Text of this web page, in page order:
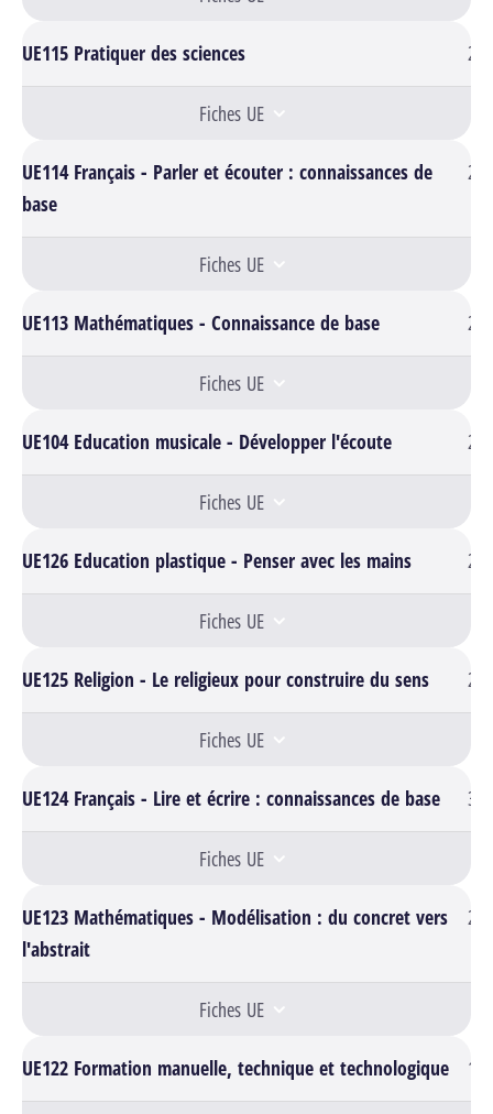
UE115 Pratiquer des sciences 2
Fiches UE
UE114 Français - Parler et écouter : connaissances de
base
2
Fiches UE
UE113 Mathématiques - Connaissance de base 2
Fiches UE
UE104 Education musicale - Développer l'écoute 2
Fiches UE
UE126 Education plastique - Penser avec les mains 2
Fiches UE
UE125 Religion - Le religieux pour construire du sens 2
Fiches UE
UE124 Français - Lire et écrire : connaissances de base 3
Fiches UE
UE123 Mathématiques - Modélisation : du concret vers
l'abstrait
2
Fiches UE
UE122 Formation manuelle, technique et technologique 1